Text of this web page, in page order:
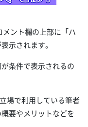
ント欄の上部に「ハ
示されます。
条件で表示されるの
場で利用している筆者
要やメリットなどを